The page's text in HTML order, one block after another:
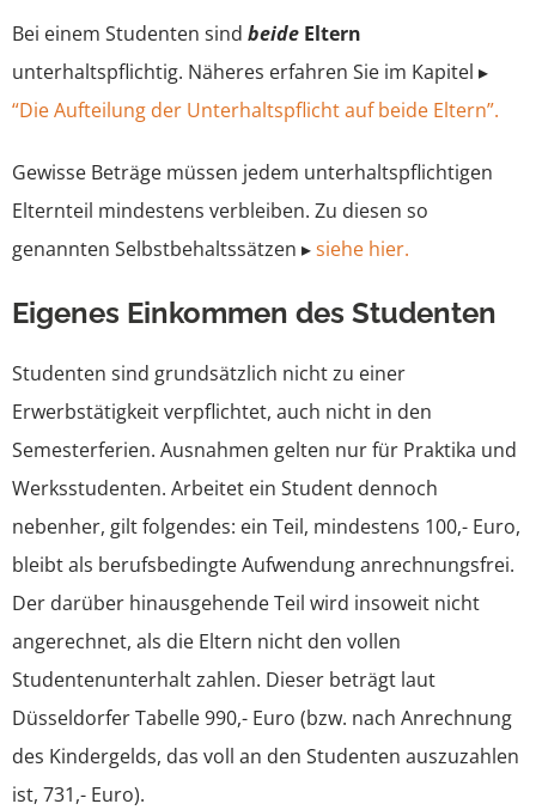
Bei einem Studenten sind beide Eltern
unterhaltspflichtig. Näheres erfahren Sie im Kapitel ▸
“Die Aufteilung der Unterhaltspflicht auf beide Eltern”.
Gewisse Beträge müssen jedem unterhaltspflichtigen
Elternteil mindestens verbleiben. Zu diesen so
genannten Selbstbehaltssätzen ▸siehe hier.
Eigenes Einkommen des Studenten
Studenten sind grundsätzlich nicht zu einer
Erwerbstätigkeit verpflichtet, auch nicht in den
Semesterferien. Ausnahmen gelten nur für Praktika und
Werksstudenten. Arbeitet ein Student dennoch
nebenher, gilt folgendes: ein Teil, mindestens 100,- Euro,
bleibt als berufsbedingte Aufwendung anrechnungsfrei.
Der darüber hinausgehende Teil wird insoweit nicht
angerechnet, als die Eltern nicht den vollen
Studentenunterhalt zahlen. Dieser beträgt laut
Düsseldorfer Tabelle 990,- Euro (bzw. nach Anrechnung
des Kindergelds, das voll an den Studenten auszuzahlen
ist, 731,- Euro).